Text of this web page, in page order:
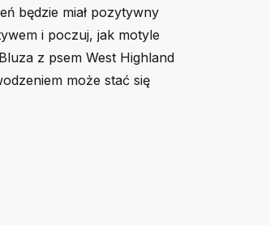
będzie miał pozytywny
i poczuj, jak motyle
z psem West Highland
może stać się